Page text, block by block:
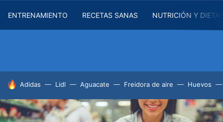
ENTRENAMIENTO RECETAS SANAS NUTRICIÓN Y
HOY SE HABLA DE
Adidas Lidl Aguacate Freidora de aire Huevos